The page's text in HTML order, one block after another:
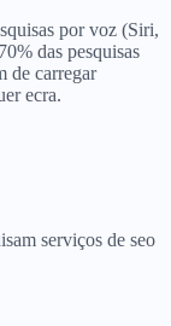
por voz (Siri,
das pesquisas
de carregar
ecra.
serviços de seo